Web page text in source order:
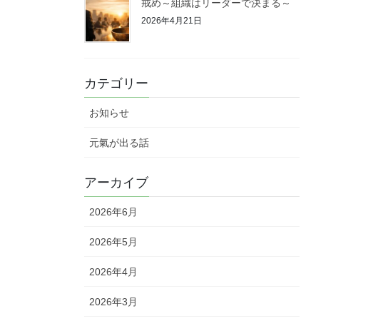
戒め～組織はリーダーで決まる～
2026年4月21日
カテゴリー
お知らせ
元氣が出る話
アーカイブ
2026年6月
2026年5月
2026年4月
2026年3月